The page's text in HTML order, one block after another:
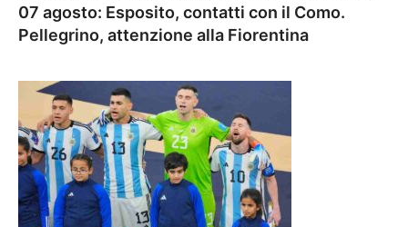
07 agosto: Esposito, contatti con il Como.
Pellegrino, attenzione alla Fiorentina